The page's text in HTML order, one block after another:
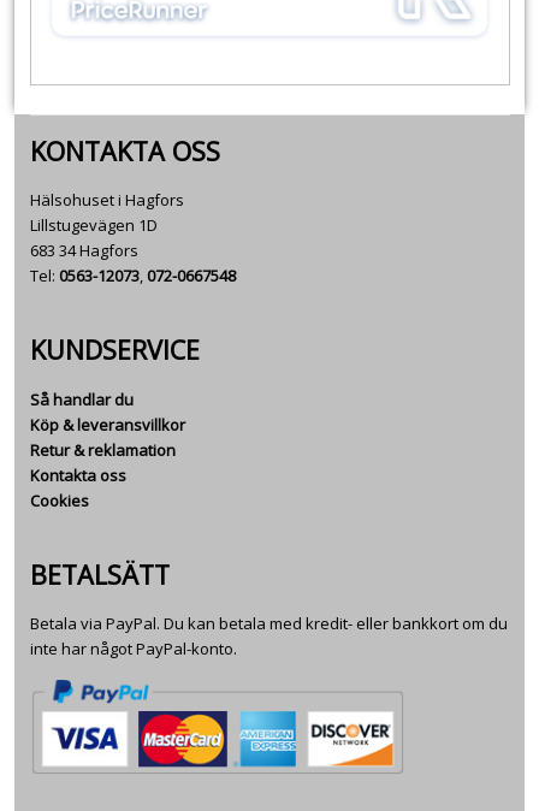
KONTAKTA OSS
Hälsohuset i Hagfors
Lillstugevägen 1D
683 34 Hagfors
Tel: 0563-12073,072-0667548
KUNDSERVICE
Så handlar du
Köp & leveransvillkor
Retur & reklamation
Kontakta oss
Cookies
BETALSÄTT
Betala via PayPal. Du kan betala med kredit- eller bankkort om du
inte har något PayPal-konto.